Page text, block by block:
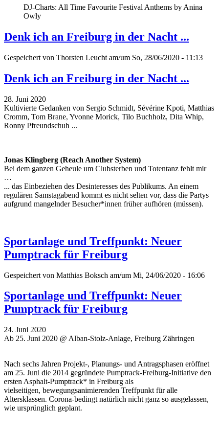
DJ-Charts: All Time Favourite Festival Anthems by Anina
Owly
Denk ich an Freiburg in der Nacht ...
Gespeichert von Thorsten Leucht am/um So, 28/06/2020 - 11:13
Denk ich an Freiburg in der Nacht ...
28. Juni 2020
Kultivierte Gedanken von Sergio Schmidt, Sévérine Kpoti, Matthias
Cromm, Tom Brane, Yvonne Morick, Tilo Buchholz, Dita Whip,
Ronny Pfreundschuh ...
Jonas Klingberg (Reach Another System)
Bei dem ganzen Geheule um Clubsterben und Totentanz fehlt mir
…
... das Einbeziehen des Desinteresses des Publikums. An einem
regulären Samstagabend kommt es nicht selten vor, dass die Partys
aufgrund mangelnder Besucher*innen früher aufhören (müssen).
Sportanlage und Treffpunkt: Neuer
Pumptrack für Freiburg
Gespeichert von Matthias Boksch am/um Mi, 24/06/2020 - 16:06
Sportanlage und Treffpunkt: Neuer
Pumptrack für Freiburg
24. Juni 2020
Ab 25. Juni 2020 @ Alban-Stolz-Anlage, Freiburg Zähringen
Nach sechs Jahren Projekt-, Planungs- und Antragsphasen eröffnet
am 25. Juni die 2014 gegründete Pumptrack-Freiburg-Initiative den
ersten Asphalt-Pumptrack* in Freiburg als
vielseitigen, bewegungsanimierenden Treffpunkt für alle
Altersklassen. Corona-bedingt natürlich nicht ganz so ausgelassen,
wie ursprünglich geplant.